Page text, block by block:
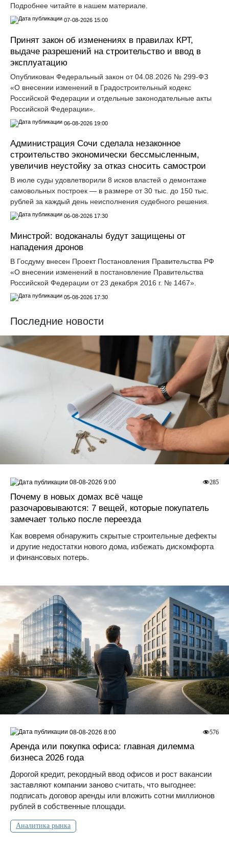
Подробнее читайте в нашем материале.
07-08-2026 15:00
Принят закон об изменениях в правилах КРТ,
выдаче разрешений на строительство и ввод в
эксплуатацию
Опубликован Федеральный закон от 04.08.2026 № 299-ФЗ
«О внесении изменений в Градостроительный кодекс
Российской Федерации и отдельные законодательные акты
Российской Федерации».
06-08-2026 19:00
Администрация Сочи сделала незаконное
строительство экономически бессмысленным,
увеличив неустойку за отказ сносить самострои
В июле суды удовлетворили 8 исков властей о демонтаже
самовольных построек — в размере от 30 тыс. до 150 тыс.
рублей за каждый день неисполнения судебного решения.
06-08-2026 17:30
Минстрой: водоканалы будут защищены от
нападения дронов
В Госдуму внесен Проект Постановления Правительства РФ
«О внесении изменений в постановление Правительства
Российской Федерации от 23 декабря 2016 г. № 1467».
05-08-2026 17:30
Последние новости
Почему в новых домах всё чаще
разочаровываются: 7 вещей, которые покупатель
замечает только после переезда
Как вовремя обнаружить скрытые строительные дефекты
и другие недостатки нового дома, избежать дискомфорта
и финансовых потерь.
285
08-08-2026 9:00
Аренда или покупка офиса: главная дилемма
бизнеса 2026 года
Дорогой кредит, рекордный ввод офисов и рост вакансии
заставляют компании заново считать, что выгоднее:
подписать договор аренды или вложить сотни миллионов
рублей в собственные площади.
Аналитика рынка
576
08-08-2026 8:00